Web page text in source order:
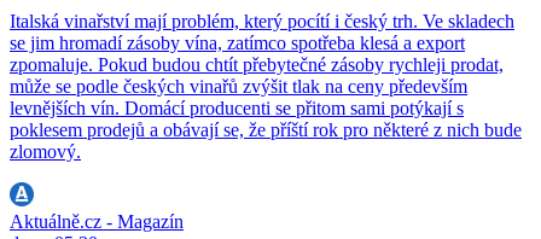
Italská vinařství mají problém, který pocítí i český trh. Ve skladech
se jim hromadí zásoby vína, zatímco spotřeba klesá a export
zpomaluje. Pokud budou chtít přebytečné zásoby rychleji prodat,
může se podle českých vinařů zvýšit tlak na ceny především
levnějších vín. Domácí producenti se přitom sami potýkají s
poklesem prodejů a obávají se, že příští rok pro některé z nich bude
zlomový.
Aktuálně.cz - Magazín